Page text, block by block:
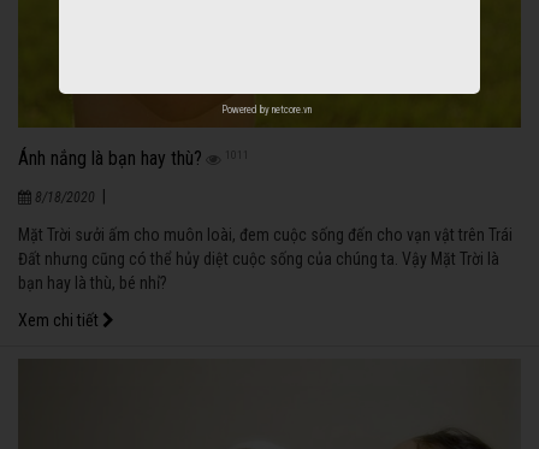
Ánh nắng là bạn hay thù?
8/18/2020
Mặt Trời sưởi ấm cho muôn loài, đem cuộc sống đến cho vạn vật trên Trái
Đất nhưng cũng có thể hủy diệt cuộc sống của chúng ta. Vậy Mặt Trời là
bạn hay là thù, bé nhỉ?
Xem chi tiết
Powered by netcore.vn